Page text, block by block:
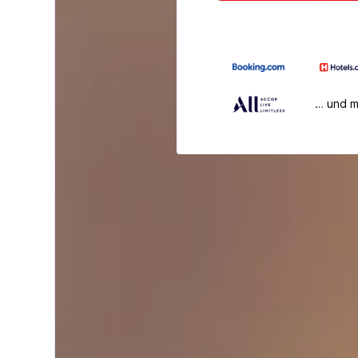
… und